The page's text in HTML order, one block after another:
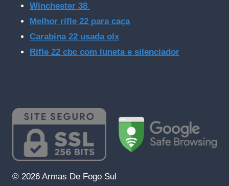
Winchester 38
Melhor rifle 22 para caça
Carabina 22 usada olx
Rifle 22 cbc com luneta e silenciador
© 2026 Armas De Fogo Sul